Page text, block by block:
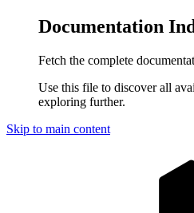
Documentation
Fetch the complete
Use this file to discover all
exploring further.
Skip to main content